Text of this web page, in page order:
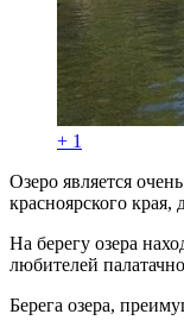
+ 1
Озеро является
красноярского края,
На берегу озера
любителей
Берега озера,